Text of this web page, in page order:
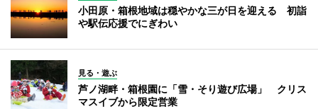
小田原・箱根地域は穏やかな三が日を迎える 初詣
や駅伝応援でにぎわい
見る・遊ぶ
芦ノ湖畔・箱根園に「雪・そり遊び広場」 クリス
マスイブから限定営業